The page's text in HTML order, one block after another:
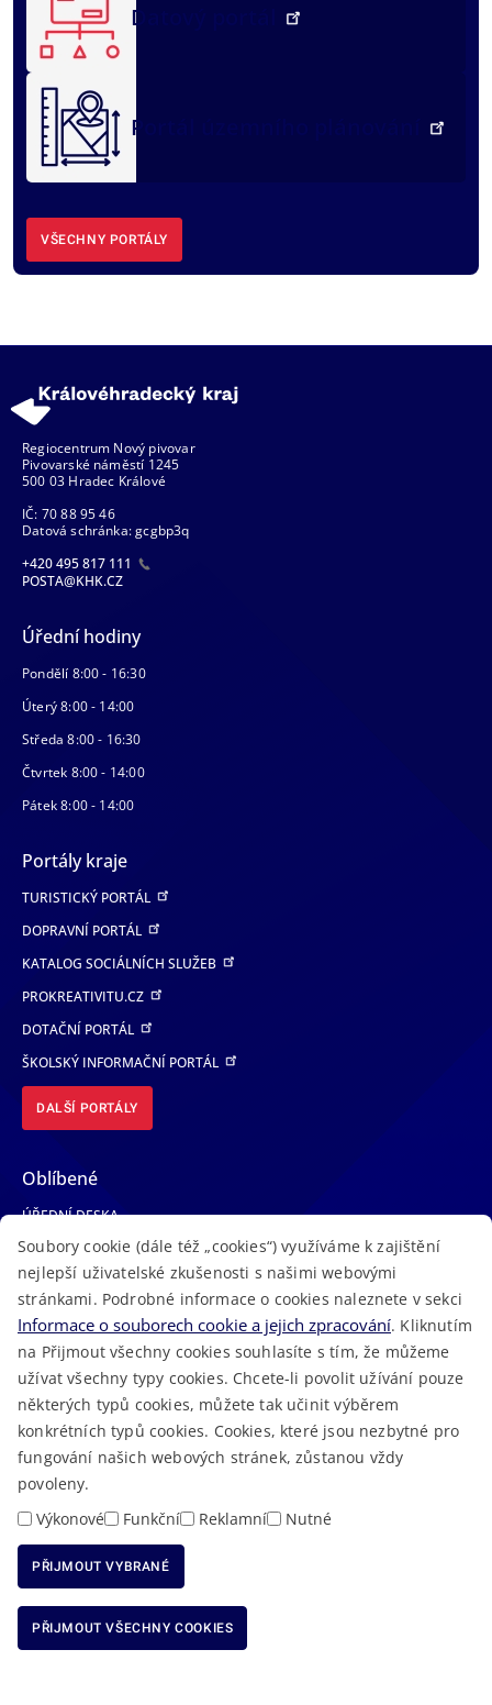
Datový portál
Portál územního plánování
VŠECHNY PORTÁLY
Regiocentrum Nový pivovar
Pivovarské náměstí 1245
500 03 Hradec Králové
IČ: 70 88 95 46
Datová schránka: gcgbp3q
+420 495 817 111
POSTA@KHK.CZ
Úřední hodiny
Pondělí 8:00 - 16:30
Úterý 8:00 - 14:00
Středa 8:00 - 16:30
Čtvrtek 8:00 - 14:00
Pátek 8:00 - 14:00
Portály kraje
TURISTICKÝ PORTÁL
DOPRAVNÍ PORTÁL
KATALOG SOCIÁLNÍCH SLUŽEB
PROKREATIVITU.CZ
DOTAČNÍ PORTÁL
ŠKOLSKÝ INFORMAČNÍ PORTÁL
DALŠÍ PORTÁLY
Oblíbené
ÚŘEDNÍ DESKA
TELEFONNÍ SEZNAM
LÉKAŘSKÁ POHOTOVOST
VOLNÁ MÍSTA
AKTUALITY
2023 © Královéhradecký kraj • Vytvořeno vMacron Software
RSS • Mapa stránek •Cookies Prohlášení o přístupnosti
Soubory cookie (dále též „cookies“) využíváme k zajištění
nejlepší uživatelské zkušenosti s našimi webovými
stránkami. Podrobné informace o cookies naleznete v sekci
Informace o souborech cookie a jejich zpracování. Kliknutím
na Přijmout všechny cookies souhlasíte s tím, že můžeme
užívat všechny typy cookies. Chcete-li povolit užívání pouze
některých typů cookies, můžete tak učinit výběrem
konkrétních typů cookies. Cookies, které jsou nezbytné pro
fungování našich webových stránek, zůstanou vždy
povoleny.
Výkonové
Funkční Reklamní Nutné
PŘIJMOUT VYBRANÉ
PŘIJMOUT VŠECHNY COOKIES
ODMÍTNOUT VŠECHNY COOKIES